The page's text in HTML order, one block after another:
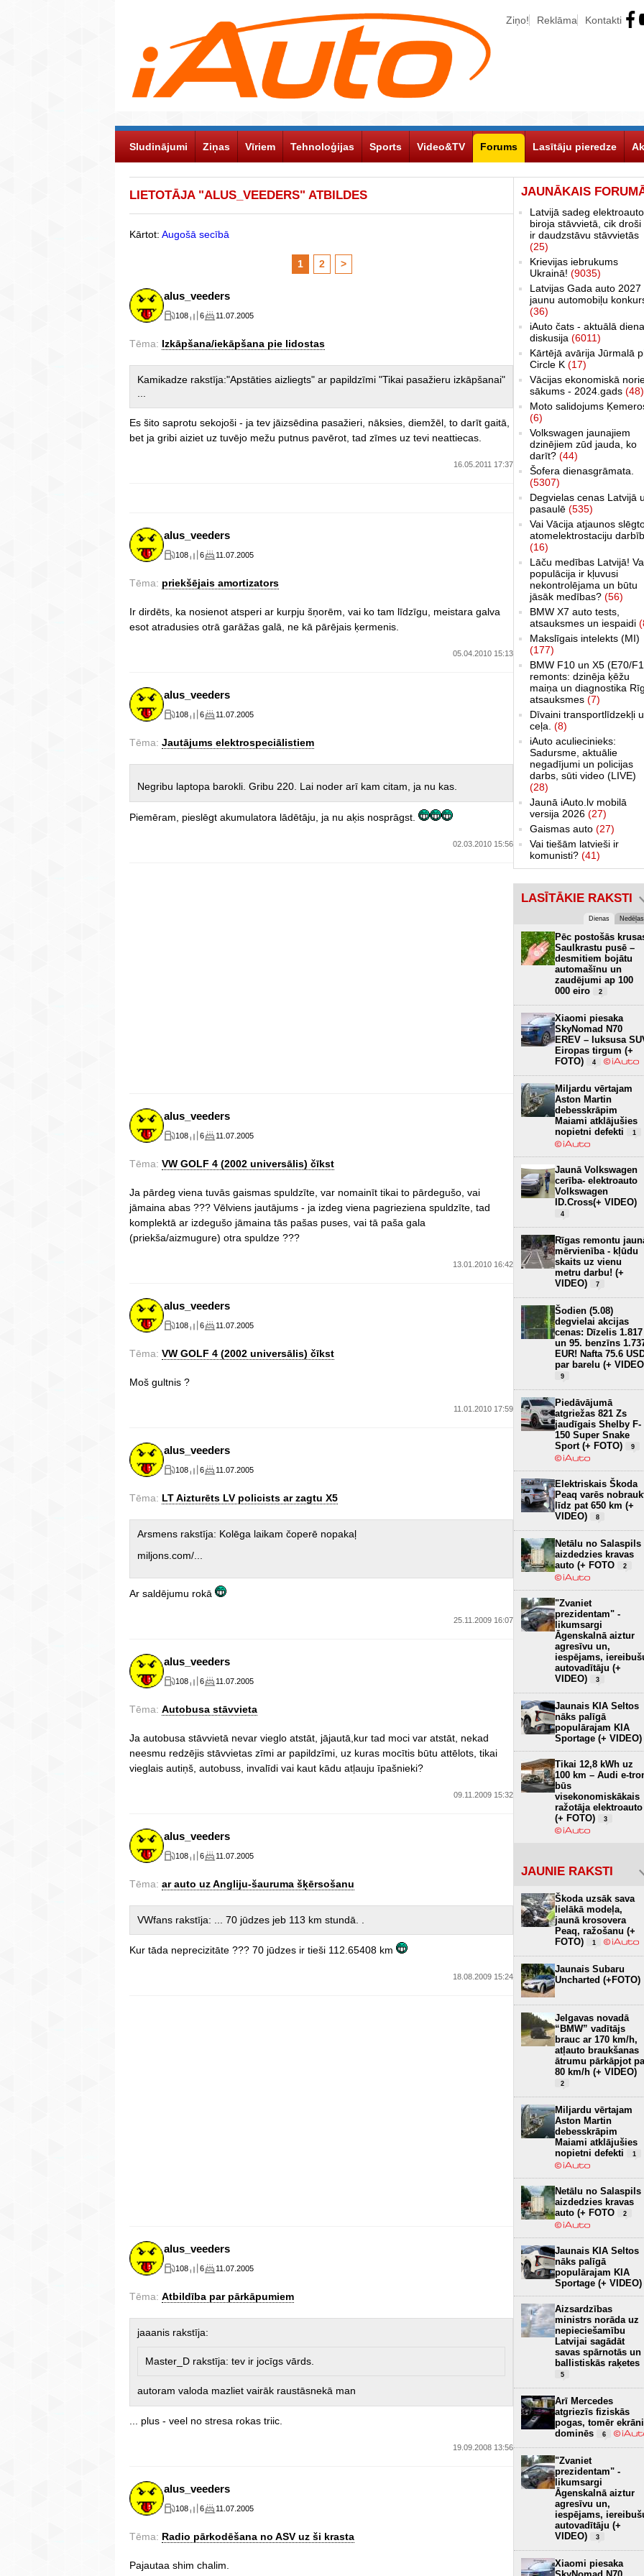
Ziņo! Reklāma Kontakti
Sludinājumi Ziņas Vīriem Tehnoloģijas Sports Video&TV Forums Lasītāju pieredze
LIETOTĀJA "ALUS_VEEDERS" ATBILDES
Kārtot: Augošā secībā
1 2 >
alus_veeders
108 6 11.07.2005
Tēma: Izkāpšana/iekāpšana pie lidostas
Kamikadze rakstīja:"Apstāties aizliegts" ar papildzīmi "Tikai pasažieru izkāpšanai"
Es šito saprotu sekojoši - ja tev jāizsēdina pasažieri, nāksies, diemžēl, to darīt gaitā,
bet ja gribi aiziet uz tuvējo mežu putnus pavērot, tad zīmes uz tevi neattiecas.
16.05.2011 17:37
alus_veeders
108 6 11.07.2005
Tēma: priekšējais amortizators
Ir dirdēts, ka nosienot atsperi ar kurpju šņorēm, vai ko tam līdzīgu, meistara galva
esot atradusies otrā garāžas galā, ne kā pārējais ķermenis.
05.04.2010 15:13
alus_veeders
108 6 11.07.2005
Tēma: Jautājums elektrospeciālistiem
Negribu laptopa barokli. Gribu 220. Lai noder arī kam citam, ja nu kas.
Piemēram, pieslēgt akumulatora lādētāju, ja nu aķis nosprāgst.
02.03.2010 15:56
alus_veeders
108 6 11.07.2005
Tēma: VW GOLF 4 (2002 universālis) čīkst
Ja pārdeg viena tuvās gaismas spuldzīte, var nomainīt tikai to pārdegušo, vai
jāmaina abas ??? Vēlviens jautājums - ja izdeg viena pagrieziena spuldzīte, tad
komplektā ar izdegušo jāmaina tās pašas puses, vai tā paša gala
(priekša/aizmugure) otra spuldze ???
13.01.2010 16:42
alus_veeders
108 6 11.07.2005
Tēma: VW GOLF 4 (2002 universālis) čīkst
Moš gultnis ?
11.01.2010 17:59
alus_veeders
108 6 11.07.2005
Tēma: LT Aizturēts LV policists ar zagtu X5
Arsmens rakstīja: Kolēga laikam čoperē nopakaļ
miljons.com/...
Ar saldējumu rokā
25.11.2009 16:07
alus_veeders
108 6 11.07.2005
Tēma: Autobusa stāvvieta
Ja autobusa stāvvietā nevar vieglo atstāt, jājautā,kur tad moci var atstāt, nekad
neesmu redzējis stāvvietas zīmi ar papildzīmi, uz kuras mocītis būtu attēlots, tikai
vieglais autiņš, autobuss, invalīdi vai kaut kādu atļauju īpašnieki?
09.11.2009 15:32
alus_veeders
108 6 11.07.2005
Tēma: ar auto uz Angliju-šauruma šķērsošanu
VWfans rakstīja: ... 70 jūdzes jeb 113 km stundā. .
Kur tāda neprecizitāte ??? 70 jūdzes ir tieši 112.65408 km
18.08.2009 15:24
alus_veeders
108 6 11.07.2005
Tēma: Atbildība par pārkāpumiem
jaaanis rakstīja:
Master_D rakstīja: tev ir jocīgs vārds.
autoram valoda mazliet vairāk raustāsnekā man
... plus - veel no stresa rokas triic.
19.09.2008 13:56
alus_veeders
108 6 11.07.2005
Tēma: Radio pārkodēšana no ASV uz ši krasta
Pajautaa shim chalim.
JAUNĀKAIS
Latvijā sadeg elektroauto
biroja stāvvietā, cik droši
ir daudzstāvu stāvvietās
(25)
Krievijas iebrukums
Ukrainā! (9035)
Latvijas Gada auto 2027
jaunu automobiļu
(36)
iAuto čats - aktuālā
diskusija (6011)
Kārtējā avārija Jūrmalā
Circle K (17)
Vācijas ekonomiskā
sākums - 2024.gads (48)
Moto salidojums
(6)
Volkswagen jaunajiem
dzinējiem zūd jauda, ko
darīt? (44)
Šofera dienasgrāmata.
(5307)
Degvielas cenas Latvijā
pasaulē (535)
Vai Vācija atjaunos
atomelektrostaciju
(16)
Lāču medības Latvijā!
populācija ir kļuvusi
nekontrolējama un būtu
jāsāk medības? (56)
BMW X7 auto tests,
atsauksmes un iespaidi
Makslīgais intelekts (MI)
(177)
BMW F10 un X5 (E70/
remonts: dzinēja ķēžu
maiņa un diagnostika
atsauksmes (7)
Dīvaini transportlīdzekļi
ceļa. (8)
iAuto aculiecinieks:
Sadursme, aktuālie
negadījumi un policijas
darbs, sūti video (LIVE)
(28)
Jaunā iAuto.lv mobilā
versija 2026 (27)
Gaismas auto (27)
Vai tiešām latvieši ir
komunisti? (41)
LASĪTĀKIE RAKSTI
Dienas Nedēļas
Pēc postošās
Saulkrastu pusē –
desmitiem bojātu
automašīnu un
zaudējumi ap 100
000 eiro
2
Xiaomi piesaka
SkyNomad N70
EREV – luksusa
Eiropas tirgum (+
FOTO)
4
Miljardu vērtajam
Aston Martin
debesskrāpim
Maiami atklājušies
nopietni defekti
1
Jaunā Volkswagen
cerība- elektroauto
Volkswagen
ID.Cross(+ VIDEO)
4
Rīgas remontu
mērvienība - kļūdu
skaits uz vienu
metru darbu! (+
VIDEO)
7
Šodien (5.08)
degvielai akcijas
cenas: Dīzelis 1.817
un 95. benzīns
EUR! Nafta 75.6
par barelu (+
9
Piedāvājumā
atgriežas 821 Zs
jaudīgais Shelby F-
150 Super Snake
Sport (+ FOTO)
9
Elektriskais Škoda
Peaq varēs
līdz pat 650 km (+
VIDEO)
8
Netālu no Salaspils
aizdedzies kravas
auto (+ FOTO
2
"Zvaniet
prezidentam" -
likumsargi
Āgenskalnā aiztur
agresīvu un,
iespējams,
autovadītāju (+
VIDEO)
3
Jaunais KIA Seltos
nāks palīgā
populārajam KIA
Sportage (+ VIDEO)
Tikai 12,8 kWh uz
100 km – Audi e-
būs
visekonomiskākais
ražotāja elektroauto
(+ FOTO)
3
JAUNIE RAKSTI
Škoda uzsāk sava
lielākā modeļa,
jaunā krosovera
Peaq, ražošanu (+
FOTO)
1
Jaunais Subaru
Uncharted (+FOTO)
Jelgavas novadā
“BMW” vadītājs
brauc ar 170 km/h,
atļauto braukšanas
ātrumu pārkāpjot
80 km/h (+ VIDEO)
2
Miljardu vērtajam
Aston Martin
debesskrāpim
Maiami atklājušies
nopietni defekti
1
Netālu no Salaspils
aizdedzies kravas
auto (+ FOTO
2
Jaunais KIA Seltos
nāks palīgā
populārajam KIA
Sportage (+ VIDEO)
Aizsardzības
ministrs norāda uz
nepieciešamību
Latvijai sagādāt
savas spārnotās un
ballistiskās raķetes
5
Arī Mercedes
atgriezīs fiziskās
pogas, tomēr ekrāni
dominēs
6
"Zvaniet
prezidentam" -
likumsargi
Āgenskalnā aiztur
agresīvu un,
iespējams,
autovadītāju (+
VIDEO)
3
Xiaomi piesaka